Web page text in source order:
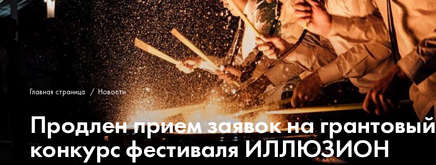
Главная страница / Новости
Продлен прием заявок на грантовый
конкурс фестиваля ИЛЛЮЗИОН